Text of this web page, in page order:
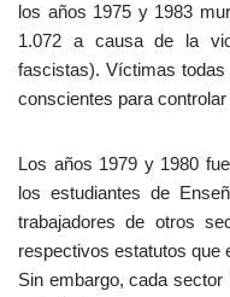
los años 1975 y 1983
1.072 a causa de la
fascistas). Víctimas
conscientes para
Los años 1979 y 1980
los estudiantes de
trabajadores de otros
respectivos estatutos que
Sin embargo, cada